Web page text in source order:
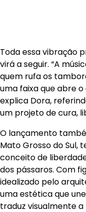
Toda essa vibração
virá a seguir. “A
quem rufa os
uma faixa que abre
explica Dora,
um projeto de cura,
O lançamento
Mato Grosso do Sul,
conceito de
dos pássaros. Com
idealizado pelo
uma estética que
traduz visualmente